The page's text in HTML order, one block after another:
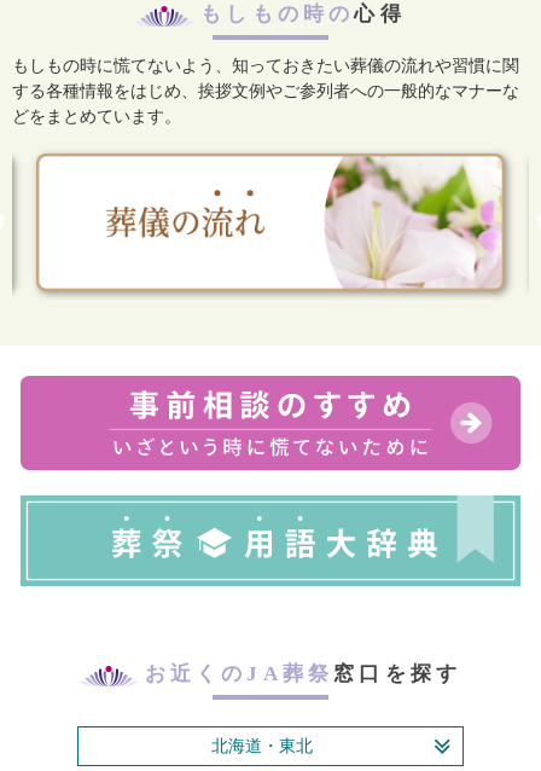
もしもの時の心得
もしもの時に慌てないよう、知っておきたい葬儀の流れや習慣に関
する各種情報をはじめ、 挨拶文例やご参列者への一般的なマナーな
どをまとめています。
お近くのJA葬祭 窓口を探す
北海道・東北